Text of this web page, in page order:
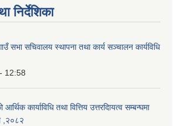
निर्देशिका
सभा सचिवालय स्थापना तथा कार्य सञ्चालन कार्यविधि
12:58
कार्याविधि तथा वित्तिय उत्तरदाियत्व सम्बन्घमा
,२०८२